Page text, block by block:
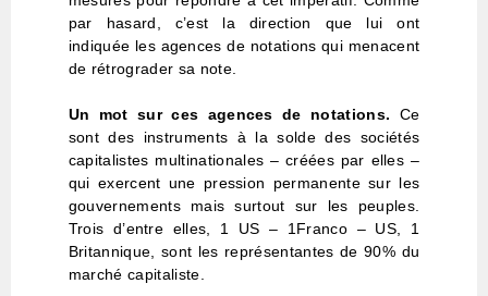
par hasard, c’est la direction que lui ont
indiquée les agences de notations qui menacent
de rétrograder sa note.
Un mot sur ces agences de notations. Ce
sont des instruments à la solde des sociétés
capitalistes multinationales – créées par elles –
qui exercent une pression permanente sur les
gouvernements mais surtout sur les peuples.
Trois d’entre elles, 1 US – 1Franco – US, 1
Britannique, sont les représentantes de 90% du
marché capitaliste.